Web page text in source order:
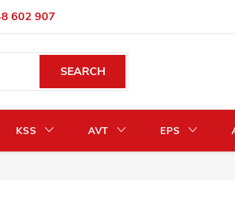
602 907
/ vrátenie peňazí
SEARCH
KSS AVT EPS